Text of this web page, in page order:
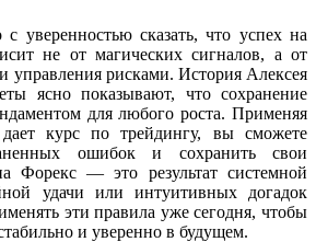
уверенностью сказать, что успех на
не от магических сигналов, а от
управления рисками. История Алексея
ясно показывают, что сохранение
для любого роста. Применяя
курс по трейдингу, вы сможете
ошибок и сохранить свои
Форекс — это результат системной
удачи или интуитивных догадок
эти правила уже сегодня, чтобы
и уверенно в будущем.